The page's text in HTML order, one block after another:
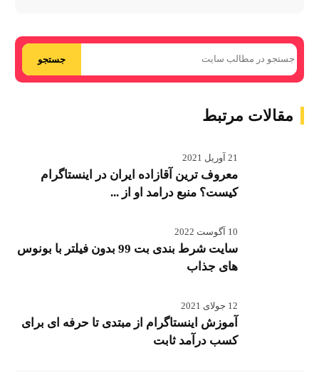
جستجو
مقالات مرتبط
21 آوریل 2021
معروف ترین آقازاده ایران در اینستاگرام
کیست؟ منبع درامد او از ...
10 آگوست 2022
سایت شرط بندی بت 99 بدون فیلتر با بونوس
های جذاب
12 جولای 2021
آموزش اینستاگرام از مبتدی تا حرفه ای برای
کسب درآمد ثابت